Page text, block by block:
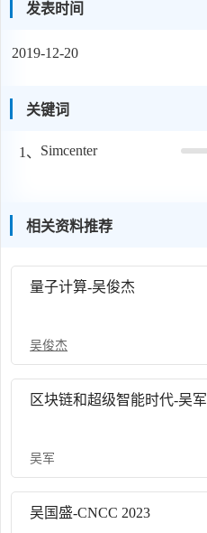
发表时间
2019-12-20
关键词
1、 Simcenter
相关资料推荐
量子计算-吴俊杰
吴俊杰
区块链和超级智能时代-吴军
吴军
吴国盛-CNCC 2023